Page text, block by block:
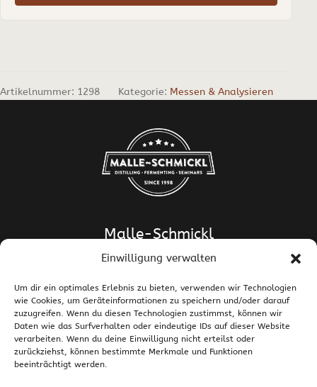
Einwilligung verwalten
Um dir ein optimales Erlebnis zu bieten, verwenden wir Technologien
wie Cookies, um Geräteinformationen zu speichern und/oder darauf
zuzugreifen. Wenn du diesen Technologien zustimmst, können wir
Daten wie das Surfverhalten oder eindeutige IDs auf dieser Website
verarbeiten. Wenn du deine Einwilligung nicht erteilst oder
zurückziehst, können bestimmte Merkmale und Funktionen
beeinträchtigt werden.
€ 53,10
Artikelnummer: 1298 Kategorie: Messen & Analysieren
Malle-Schmickl
Dipl.-Ing. Dr. Helge Schmickl
Dipl.-Ing. Dr. Bettina Malle-Schmickl
Ehrentalerstrasse 39
9020 Klagenfurt am Wörthersee / Österreich
T +43 463 437786
Esupport@malle-schmickl.net
Kontakt / Impressum